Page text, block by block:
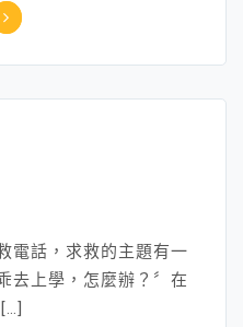
電話，求救的主題有一
去上學，怎麼辦？〞在